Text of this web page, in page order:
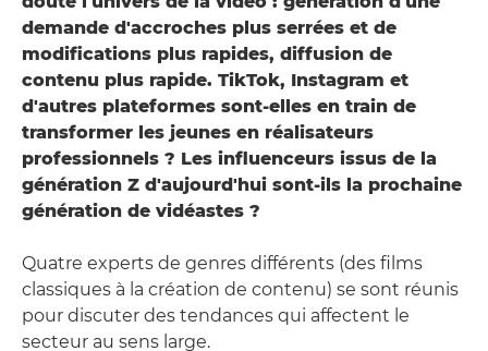
demande d'accroches plus serrées et de
modifications plus rapides, diffusion de
contenu plus rapide. TikTok, Instagram et
d'autres plateformes sont-elles en train de
transformer les jeunes en réalisateurs
professionnels ? Les influenceurs issus de la
génération Z d'aujourd'hui sont-ils la prochaine
génération de vidéastes ?
Quatre experts de genres différents (des films
classiques à la création de contenu) se sont réunis
pour discuter des tendances qui affectent le
secteur au sens large.